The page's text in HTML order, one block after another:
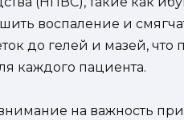
воспаление и
до гелей и мазей, что
каждого пациента.
на важность